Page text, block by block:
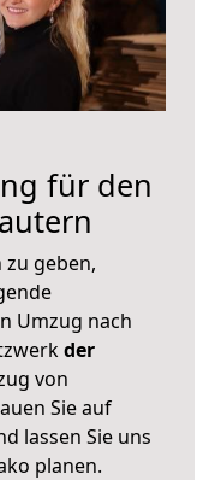
für den
geben,
Umzug nach
der
von
Sie auf
lassen Sie uns
planen.